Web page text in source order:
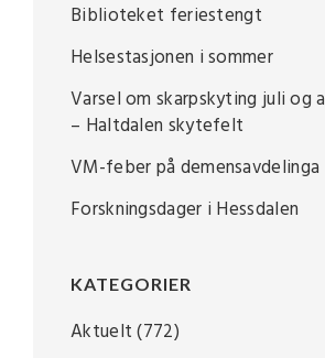
Biblioteket feriestengt
Helsestasjonen i sommer
Varsel om skarpskyting juli og
– Haltdalen skytefelt
VM-feber på demensavdelinga
Forskningsdager i Hessdalen
KATEGORIER
Aktuelt(772)